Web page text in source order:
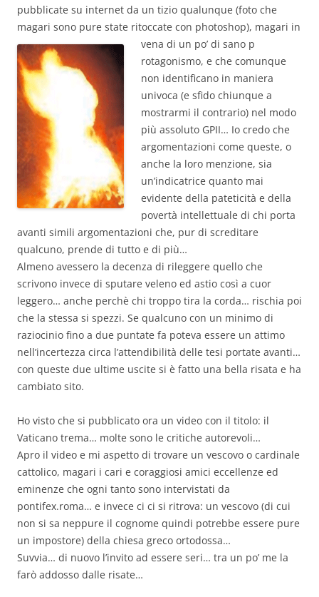
pubblicate su internet da un tizio qualunque (foto che
magari sono pure state ritoccate con photoshop), magari in
vena di un po’ di sano p
rotagonismo, e che comunque
non identificano in maniera
univoca (e sfido chiunque a
mostrarmi il contrario) nel modo
più assoluto GPII… Io credo che
argomentazioni come queste, o
anche la loro menzione, sia
un’indicatrice quanto mai
evidente della pateticità e della
povertà intellettuale di chi porta
avanti simili argomentazioni che, pur di screditare
qualcuno, prende di tutto e di più…
Almeno avessero la decenza di rileggere quello che
scrivono invece di sputare veleno ed astio così a cuor
leggero… anche perchè chi troppo tira la corda… rischia poi
che la stessa si spezzi. Se qualcuno con un minimo di
raziocinio fino a due puntate fa poteva essere un attimo
nell’incertezza circa l’attendibilità delle tesi portate avanti…
con queste due ultime uscite si è fatto una bella risata e ha
cambiato sito.
Ho visto che si pubblicato ora un video con il titolo: il
Vaticano trema… molte sono le critiche autorevoli…
Apro il video e mi aspetto di trovare un vescovo o cardinale
cattolico, magari i cari e coraggiosi amici eccellenze ed
eminenze che ogni tanto sono intervistati da
pontifex.roma… e invece ci ci si ritrova: un vescovo (di cui
non si sa neppure il cognome quindi potrebbe essere pure
un impostore) della chiesa greco ortodossa…
Suvvia… di nuovo l’invito ad essere seri… tra un po’ me la
farò addosso dalle risate…